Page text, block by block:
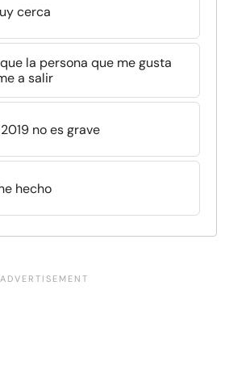
cerca
la persona que me gusta
a salir
no es grave
hecho